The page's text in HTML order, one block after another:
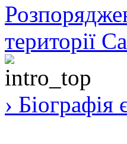
території
› Біографія